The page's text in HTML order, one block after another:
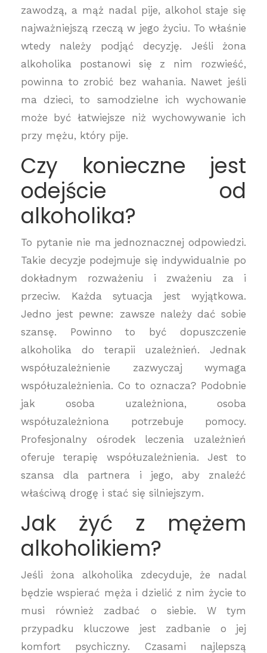
zawodzą, a mąż nadal pije, alkohol staje się
najważniejszą rzeczą w jego życiu. To właśnie
wtedy należy podjąć decyzję. Jeśli żona
alkoholika postanowi się z nim rozwieść,
powinna to zrobić bez wahania. Nawet jeśli
ma dzieci, to samodzielne ich wychowanie
może być łatwiejsze niż wychowywanie ich
przy mężu, który pije.
Czy konieczne jest
odejście od
alkoholika?
To pytanie nie ma jednoznacznej odpowiedzi.
Takie decyzje podejmuje się indywidualnie po
dokładnym rozważeniu i zważeniu za i
przeciw. Każda sytuacja jest wyjątkowa.
Jedno jest pewne: zawsze należy dać sobie
szansę. Powinno to być dopuszczenie
alkoholika do terapii uzależnień. Jednak
współuzależnienie zazwyczaj wymaga
współuzależnienia. Co to oznacza? Podobnie
jak osoba uzależniona, osoba
współuzależniona potrzebuje pomocy.
Profesjonalny ośrodek leczenia uzależnień
oferuje terapię współuzależnienia. Jest to
szansa dla partnera i jego, aby znaleźć
właściwą drogę i stać się silniejszym.
Jak żyć z mężem
alkoholikiem?
Jeśli żona alkoholika zdecyduje, że nadal
będzie wspierać męża i dzielić z nim życie to
musi również zadbać o siebie. W tym
przypadku kluczowe jest zadbanie o jej
komfort psychiczny. Czasami najlepszą